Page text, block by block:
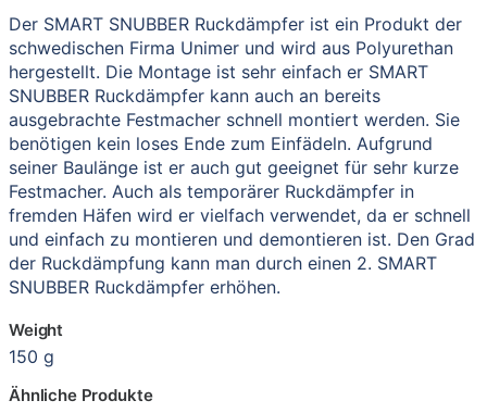
Der SMART SNUBBER Ruckdämpfer ist ein Produkt der
schwedischen Firma Unimer und wird aus Polyurethan
hergestellt. Die Montage ist sehr einfach er SMART
SNUBBER Ruckdämpfer kann auch an bereits
ausgebrachte Festmacher schnell montiert werden. Sie
benötigen kein loses Ende zum Einfädeln. Aufgrund
seiner Baulänge ist er auch gut geeignet für sehr kurze
Festmacher. Auch als temporärer Ruckdämpfer in
fremden Häfen wird er vielfach verwendet, da er schnell
und einfach zu montieren und demontieren ist. Den Grad
der Ruckdämpfung kann man durch einen 2. SMART
SNUBBER Ruckdämpfer erhöhen.
Weight
150 g
Ähnliche Produkte